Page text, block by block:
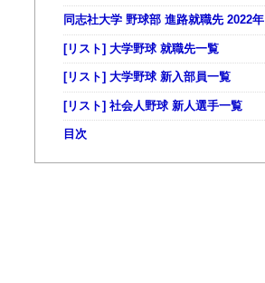
同志社大学 野球部 進路就職先 2022年
[リスト] 大学野球 就職先一覧
[リスト] 大学野球 新入部員一覧
[リスト] 社会人野球 新人選手一覧
目次